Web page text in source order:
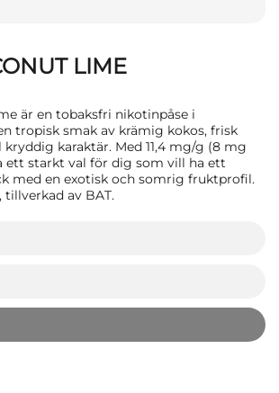
LIME
är en tobaksfri nikotinpåse i
tropisk smak av krämig kokos, frisk
karaktär. Med 11,4 mg/g (8 mg
ett starkt val för dig som vill ha ett
med en exotisk och somrig fruktprofil.
tillverkad av BAT.